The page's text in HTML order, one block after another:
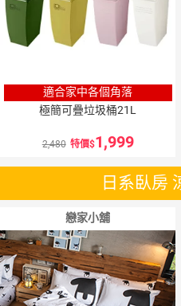
適合家中各個角落
極簡可疊垃圾桶21L
2,480 特價 1,999
日系臥房
戀家小舖